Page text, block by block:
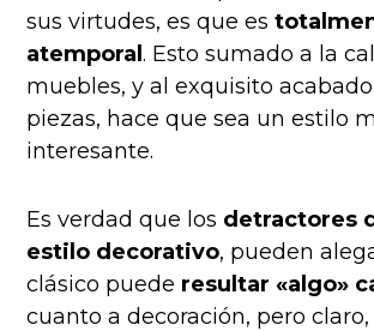
sus virtudes, es que es
atemporal. Esto sumado a la
muebles, y al exquisito
piezas, hace que sea un estilo
interesante.
Es verdad que los detractores
estilo decorativo, pueden
clásico puede resultar «algo»
cuanto a decoración, pero